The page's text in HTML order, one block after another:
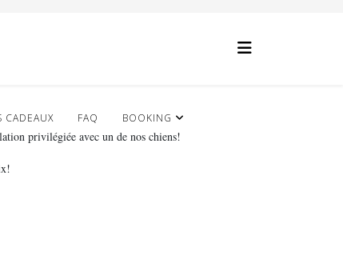
CADEAUX FAQ BOOKING
privilégiée avec un de nos chiens!